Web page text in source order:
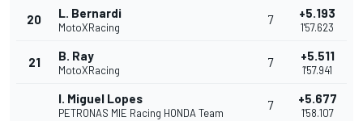
20 L. Bernardi
MotoXRacing
7 +5.193
1'57.623
21 B. Ray
MotoXRacing
7 +5.511
1'57.941
I. Miguel Lopes
PETRONAS MIE Racing HONDA Team
7 +5.677
1'58.107